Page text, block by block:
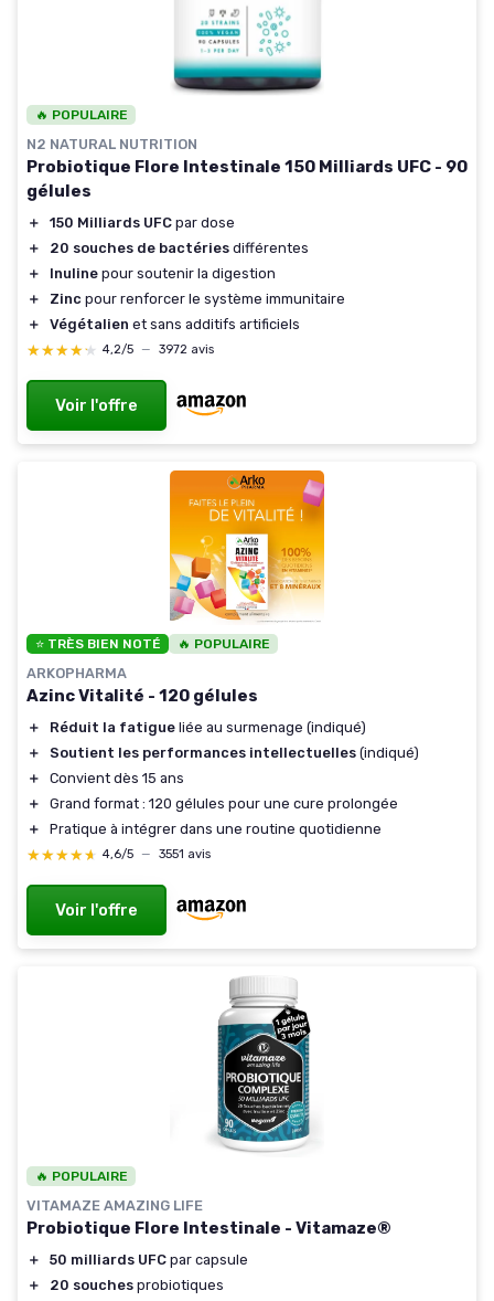
🔥 POPULAIRE
N2 NATURAL NUTRITION
Probiotique Flore Intestinale 150 Milliards UFC - 90
gélules
＋ 150 Milliards UFC par dose
＋
20 souches de bactéries différentes
＋
Inuline pour soutenir la digestion
＋
Zinc pour renforcer le système immunitaire
＋
Végétalien et sans additifs artificiels
★★★★★
★★★★★ 4,2/5 — 3972 avis
Voir l'offre
⭐ TRÈS BIEN NOTÉ 🔥 POPULAIRE
ARKOPHARMA
Azinc Vitalité - 120 gélules
＋ Réduit la fatigue liée au surmenage (indiqué)
＋
Soutient les performances intellectuelles (indiqué)
＋
Convient dès 15 ans
＋
Grand format : 120 gélules pour une cure prolongée
＋
Pratique à intégrer dans une routine quotidienne
★★★★★
★★★★★ 4,6/5 — 3551 avis
Voir l'offre
🔥 POPULAIRE
VITAMAZE AMAZING LIFE
Probiotique Flore Intestinale - Vitamaze®
＋ 50 milliards UFC par capsule
＋
20 souches probiotiques